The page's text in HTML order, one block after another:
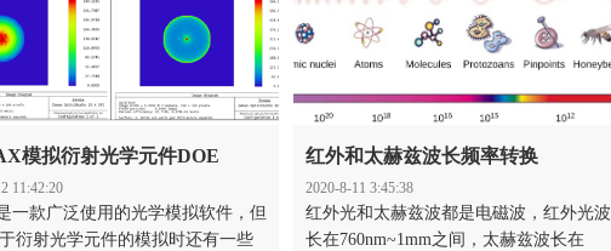
模拟衍射光学元件DOE
11:42:20
一款广泛使用的光学模拟软件，但
衍射光学元件的模拟时还有一些
红外和太赫兹波长频率转换
2020-8-11 3:45:38
红外光和太赫兹波都是电磁波，红外光波
长在760nm~1mm之间，太赫兹波长在